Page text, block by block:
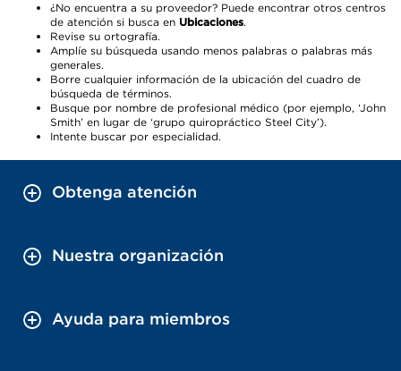
¿No encuentra a su proveedor? Puede encontrar otros centros
de atención si busca en Ubicaciones.
Revise su ortografía.
Amplíe su búsqueda usando menos palabras o palabras más
generales.
Borre cualquier información de la ubicación del cuadro de
búsqueda de términos.
Busque por nombre de profesional médico (por ejemplo, ‘John
Smith’ en lugar de ‘grupo quiropráctico Steel City’).
Intente buscar por especialidad.
Obtenga atención
Nuestra organización
Ayuda para miembros